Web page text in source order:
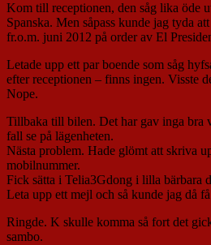
Kom till receptionen, den såg lika öde
Spanska. Men såpass kunde jag tyda
fr.o.m. juni 2012 på order av El
Letade upp ett par boende som såg
efter receptionen – finns ingen. Visste
Nope.
Tillbaka till bilen. Det har gav inga bra
fall se på lägenheten.
Nästa problem. Hade glömt att skriva
mobilnummer.
Fick sätta i Telia3Gdong i lilla bärbara
Leta upp ett mejl och så kunde jag då
Ringde. K skulle komma så fort det
sambo.